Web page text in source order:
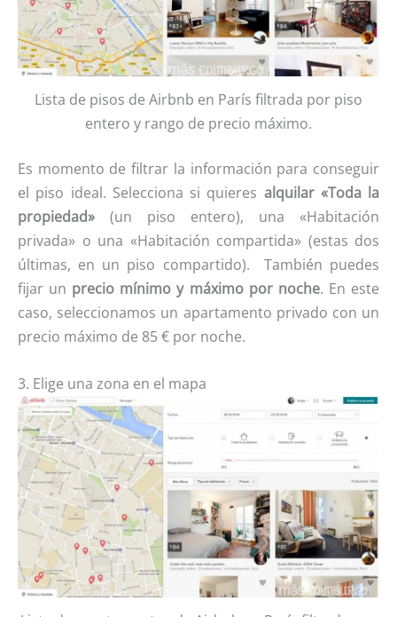
Lista de pisos de Airbnb en París filtrada por piso
entero y rango de precio máximo.
Es momento de filtrar la información para conseguir
el piso ideal. Selecciona si quieres alquilar «Toda la
propiedad» (un piso entero), una «Habitación
privada» o una «Habitación compartida» (estas dos
últimas, en un piso compartido). También puedes
fijar un precio mínimo y máximo por noche. En este
caso, seleccionamos un apartamento privado con un
precio máximo de 85 € por noche.
3. Elige una zona en el mapa